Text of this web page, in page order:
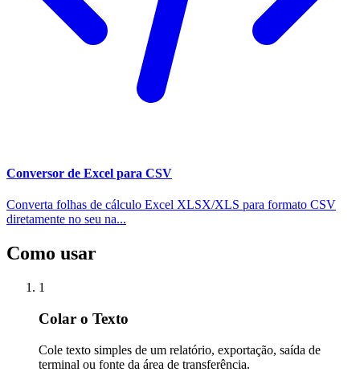
Conversor de Excel para CSV
Converta folhas de cálculo Excel XLSX/XLS para formato CSV
diretamente no seu na...
Como usar
1
Colar o Texto
Cole texto simples de um relatório, exportação, saída de
terminal ou fonte da área de transferência.